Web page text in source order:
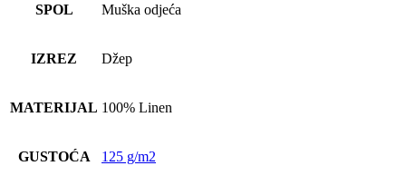
SPOL Muška odjeća
IZREZ Džep
MATERIJAL 100% Linen
GUSTOĆA 125 g/m2